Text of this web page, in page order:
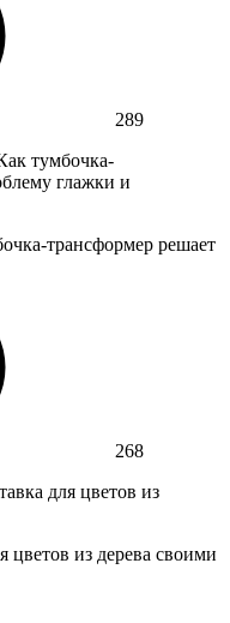
289
трансформер решает
268
цветов из дерева своими